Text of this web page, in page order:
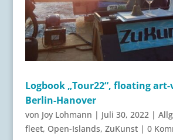
Logbook „Tour22“, floating
Berlin-Hanover
von Joy Lohmann | Juli 30, 2022 |
fleet, Open-Islands, ZuKunst| 0